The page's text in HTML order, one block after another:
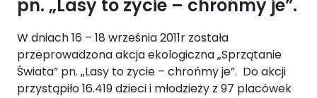
pn. „Lasy to życie – chrońmy je”.
W dniach 16 – 18 września 2011r została
przeprowadzona akcja ekologiczna „Sprzątanie
Świata” pn. „Lasy to życie – chrońmy je”. Do akcji
przystąpiło 16.419 dzieci i młodzieży z 97 placówek